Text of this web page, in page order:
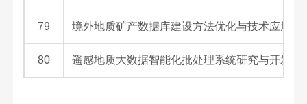
79 境外地质矿产数据库建设方法优化与技术应用研
80 遥感地质大数据智能化批处理系统研究与开发